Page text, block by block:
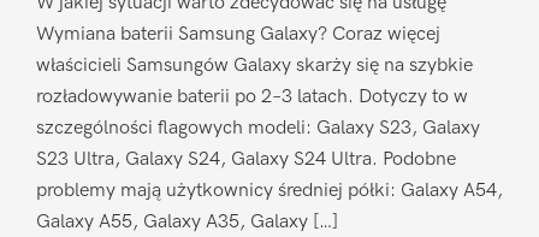
Wymiana baterii Samsung Galaxy? Coraz więcej
właścicieli Samsungów Galaxy skarży się na szybkie
rozładowywanie baterii po 2–3 latach. Dotyczy to w
szczególności flagowych modeli: Galaxy S23, Galaxy
S23 Ultra, Galaxy S24, Galaxy S24 Ultra. Podobne
problemy mają użytkownicy średniej półki: Galaxy A54,
Galaxy A55, Galaxy A35, Galaxy […]